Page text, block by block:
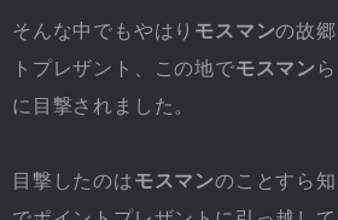
そんな中でもやはり モスマンの故
トプレザント、この地でモスマン
に目撃されました。
目撃したのはモスマンのことすら